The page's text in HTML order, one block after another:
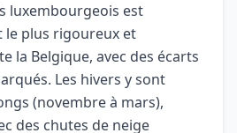
luxembourgeois est
plus rigoureux et
la Belgique, avec des écarts
Les hivers y sont
(novembre à mars),
des chutes de neige